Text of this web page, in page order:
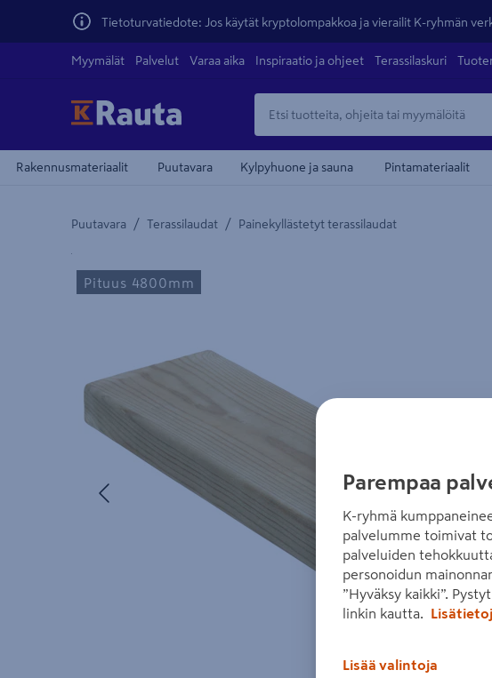
Tietoturvatiedote: Jos käytät kryptolompakkoa ja vierailit K-ryhmän
Myymälät Palvelut Varaa aika Inspiraatio ja ohjeet Terassilaskuri
Rakennusmateriaalit Puutavara Kylpyhuone ja sauna Pintamateriaalit
Puutavara / Terassilaudat / Painekyllästetyt terassilaudat
Yksityiskohtainen kuvaus löytyy Tuotteen kuvaus -maamerkistä
Edellinen
Pituus 4800mm
Parempaa
K-ryhmä
palvelumme toimivat
palveluiden
personoidun
”Hyväksy kaikki”.
linkin kautta.
Lisää valintoja